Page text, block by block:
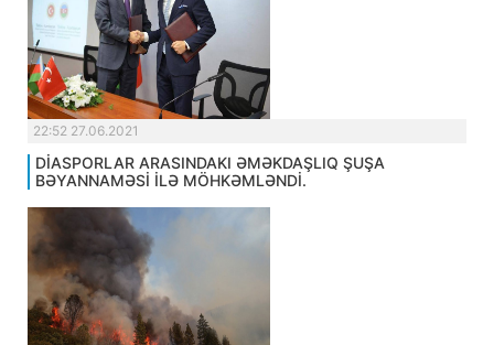
22:52 27.06.2021
DİASPORLAR ARASINDAKI ƏMƏKDAŞLIQ ŞUŞA
BƏYANNAMƏSİ İLƏ MÖHKƏMLƏNDİ.